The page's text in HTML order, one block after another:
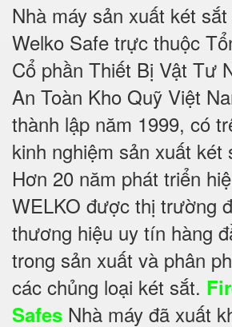
Nhà máy sản xuất két
Welko Safe trực thuộc
Cổ phần Thiết Bị Vật Tư
An Toàn Kho Quỹ Việt
thành lập năm 1999, có
kinh nghiệm sản xuất két
Hơn 20 năm phát triển
WELKO được thị trường
thương hiệu uy tín hàng
trong sản xuất và phân
các chủng loại két sắt.
Safes Nhà máy đã xuất